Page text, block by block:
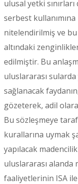
ulusal yetki
serbest kullanımına
nitelendirilmiş ve
altındaki
edilmiştir. Bu
uluslararası
sağlanacak
gözeterek, adil
Bu sözleşmeye
kurallarına uymak
yapılacak
uluslararası alanda
faaliyetlerinin ISA